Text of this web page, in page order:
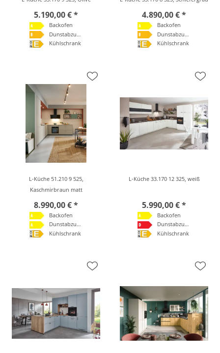
5.190,00 € *
Backofen
Dunstabzugshaube
Kühlschrank
4.890,00 € *
Backofen
Dunstabzugshaube
Kühlschrank
L-Küche 51.210 9 525,
Kaschmirbraun matt
8.990,00 € *
Backofen
Dunstabzugshaube
Kühlschrank
L-Küche 33.170 12 325, weiß
5.990,00 € *
Backofen
Dunstabzugshaube
Kühlschrank